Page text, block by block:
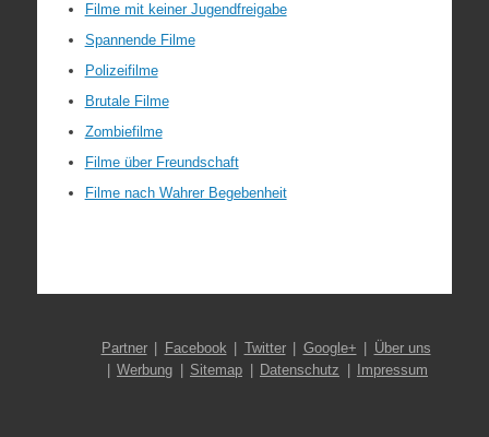
Filme mit keiner Jugendfreigabe
Spannende Filme
Polizeifilme
Brutale Filme
Zombiefilme
Filme über Freundschaft
Filme nach Wahrer Begebenheit
Partner Facebook Twitter Google+
Über uns
Werbung
Sitemap Datenschutz Impressum